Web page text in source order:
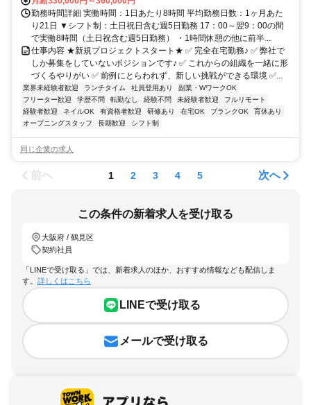
勤務時間詳細 実働時間：1日あたり8時間 平均勤務日数：1ヶ月あた
り21日 ▼シフト制：土日祝日含む週5日勤務 17：00～翌9：00の間
で実働8時間（土日祝含む週5日勤務） ・1時間休憩の他に前半...
仕事内容 ★新規プロジェクトスタート★ ✅ 完全在宅勤務♪ ✅ 弊社で
しか募集をしていないポジションです♪ ✅ これからの組織を一緒に形
づくるやりがい ✅ 前例にとらわれず、新しい挑戦ができる環境 ✅...
業界未経験者歓迎 ランチタイム 社員登用あり
副業・WワークOK
フリーター歓迎
学歴不問 転勤なし 経験不問 未経験者歓迎
フルリモート
経験者歓迎
ネイルOK 有資格者歓迎 研修あり 在宅OK ブランクOK
育休あり
オープニングスタッフ
長期歓迎 シフト制
同じ企業の求人
前へ 1 2 3 4 5 次へ
この条件の新着求人を受け取る
大阪府 / 鶴見区
契約社員
「LINEで受け取る」では、新着求人のほか、おすすめ情報なども配信しま
す。 詳しくはこちら
LINEで受け取る
メールで受け取る